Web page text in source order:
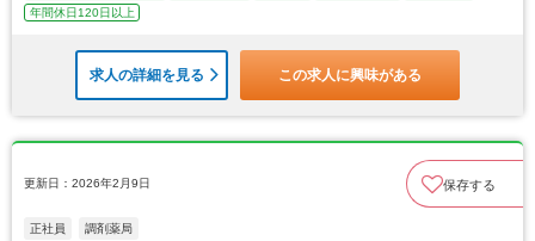
年間休日120日以上
求人の詳細を見る この求人に興味がある
更新日：2026年2月9日 保存する
正社員 調剤薬局